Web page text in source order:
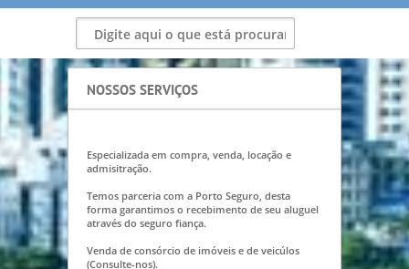
NOSSOS SERVIÇOS
Especializada em compra, venda, locação e
admisitração.
Temos parceria com a Porto Seguro, desta
forma garantimos o recebimento de seu aluguel
através do seguro fiança.
Venda de consórcio de imóveis e de veicúlos
(Consulte-nos).